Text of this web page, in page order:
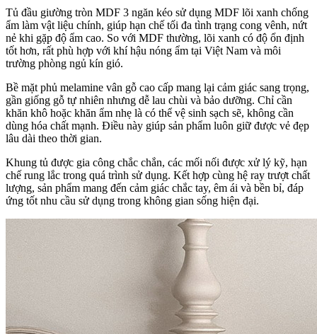
Tủ đầu giường tròn MDF 3 ngăn kéo sử dụng MDF lõi xanh chống
ẩm làm vật liệu chính, giúp hạn chế tối đa tình trạng cong vênh, nứt
nẻ khi gặp độ ẩm cao. So với MDF thường, lõi xanh có độ ổn định
tốt hơn, rất phù hợp với khí hậu nóng ẩm tại Việt Nam và môi
trường phòng ngủ kín gió.
Bề mặt phủ melamine vân gỗ cao cấp mang lại cảm giác sang trọng,
gần giống gỗ tự nhiên nhưng dễ lau chùi và bảo dưỡng. Chỉ cần
khăn khô hoặc khăn ẩm nhẹ là có thể vệ sinh sạch sẽ, không cần
dùng hóa chất mạnh. Điều này giúp sản phẩm luôn giữ được vẻ đẹp
lâu dài theo thời gian.
Khung tủ được gia công chắc chắn, các mối nối được xử lý kỹ, hạn
chế rung lắc trong quá trình sử dụng. Kết hợp cùng hệ ray trượt chất
lượng, sản phẩm mang đến cảm giác chắc tay, êm ái và bền bỉ, đáp
ứng tốt nhu cầu sử dụng trong không gian sống hiện đại.